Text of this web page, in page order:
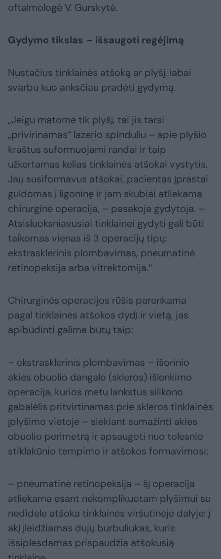
oftalmologė V. Gurskytė.
Gydymo tikslas – išsaugoti regėjimą
Nustačius tinklainės atšoką ar plyšį, labai
svarbu kuo anksčiau pradėti gydymą.
„Jeigu matome tik plyšį, tai jis tarsi
„privirinamas“ lazerio spinduliu – apie plyšio
kraštus suformuojami randai ir taip
užkertamas kelias tinklainės atšokai vystytis.
Jau susiformavus atšokai, pacientas įprastai
guldomas į ligoninę ir jam skubiai atliekama
chirurginė operacija, – pasakoja gydytoja. –
Atsisluoksniavusiai tinklainei gydyti gali būti
taikomas vienas iš 3 operacijų tipų:
ekstrasklerinis plombavimas, pneumatinė
retinopeksija arba vitrektomija.“
Chirurginės operacijos rūšis parenkama
pagal tinklainės atšokos dydį ir vietą, jas
apibūdinti galima būtų taip:
– ekstrasklerinis plombavimas – išorinio
akies obuolio dangalo (skleros) išlenkimo
operacija, kurios metu lankstus silikono
gabalėlis pritvirtinamas prie skleros tinklainės
įplyšimo vietoje – siekiant sumažinti akies
obuolio perimetrą ir apsaugoti nuo tolesnio
stiklakūnio tempimo ir atšokos formavimosi;
– pneumatinė retinopeksija – šį operacija
atliekama esant nekomplikuotam plyšimui su
nedidele atšoka tinklainės viršutinėje dalyje: į
akį įleidžiamas dujų burbuliukas, kuris
išsiplėsdamas prispaudžia atšokusią